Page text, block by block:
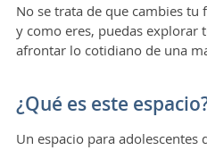
No se trata de que cambies tu
y como eres, puedas explorar
afrontar lo cotidiano de una
¿Qué es este
Un espacio para adolescentes